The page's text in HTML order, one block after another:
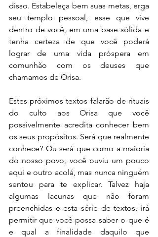
disso. Estabeleça bem suas metas, erga
seu templo pessoal, esse que vive
dentro de você, em uma base sólida e
tenha certeza de que você poderá
lograr de uma vida próspera em
comunhão com os deuses que
chamamos de Orisa.
Estes próximos textos falarão de rituais
do culto aos Orisa que você
possivelmente acredita conhecer bem
os seus propósitos. Será que realmente
conhece? Ou será que como a maioria
do nosso povo, você ouviu um pouco
aqui e outro acolá, mas nunca ninguém
sentou para te explicar. Talvez haja
algumas lacunas que não foram
preenchidas e esta série de textos, irá
permitir que você possa saber o que é
e qual a finalidade daquilo que